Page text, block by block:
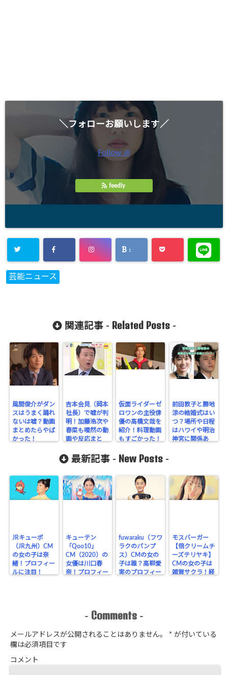
＼フォローお願いします／
Follow @
feedly
1
芸能ニュース
関連記事 - Related Posts-
風間俊介がダン
スはうまく踊れ
ないは嘘？動画
まとめたらやば
かった！
吉本会見（岡本
社長）で嘘が判
明！加藤浩次や
春菜も唖然の動
画や反応まと
仮面ライダーゼ
ロワンの主役俳
優の高橋文哉を
紹介！料理動画
もすごかった！
前田敦子と勝地
涼の結婚式はい
つ？場所や日程
はハワイや明治
神宮に関係あ
最新記事 - New Posts -
JRキューポ
（JR九州）CM
の女の子は奈
緒！プロフィー
ルに注目！
キューテン
「Qoo10」
CM（2020）の
女優は川口春
奈！プロフィー
fuwaraku（フワ
ラクのパンプ
ス）CMの女の
子は誰？高柳愛
実のプロフィー
モスバーガー
【倍クリームチ
ーズテリヤキ】
CMの女の子は
雑賀サクラ！経
- Comments -
メールアドレスが公開されることはありません。 * が付いている
欄は必須項目です
コメント